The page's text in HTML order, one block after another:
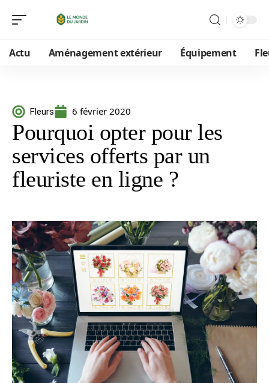
Actu Aménagement extérieur Équipement
Fleurs 6 février 2020
Pourquoi opter pour les
services offerts par un
fleuriste en ligne ?